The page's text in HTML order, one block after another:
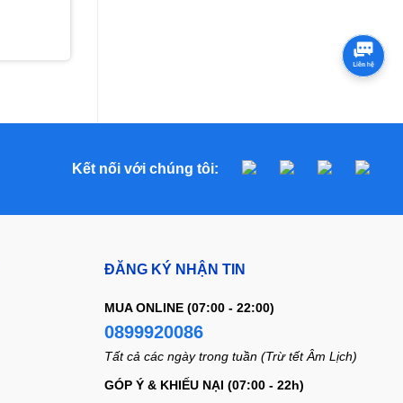
Kết nối với chúng tôi:
ĐĂNG KÝ NHẬN TIN
MUA ONLINE (07:00 - 22:00)
0899920086
Tất cả các ngày trong tuần (Trừ tết Âm Lịch)
GÓP Ý & KHIẾU NẠI (07:00 - 22h)